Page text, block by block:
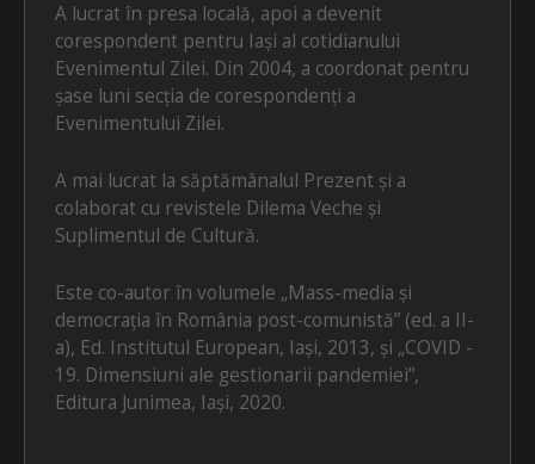
A lucrat în presa locală, apoi a devenit
corespondent pentru Iași al cotidianului
Evenimentul Zilei. Din 2004, a coordonat pentru
șase luni secția de corespondenți a
Evenimentului Zilei.
A mai lucrat la săptămânalul Prezent și a
colaborat cu revistele Dilema Veche și
Suplimentul de Cultură.
Este co-autor în volumele „Mass-media și
democrația în România post-comunistă” (ed. a II-
a), Ed. Institutul European, Iași, 2013, și „COVID -
19. Dimensiuni ale gestionarii pandemiei”,
Editura Junimea, Iași, 2020.